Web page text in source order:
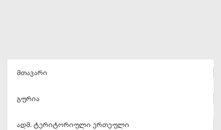
მთავარი
გურია
ადმ. ტერიტორიული ერთეული